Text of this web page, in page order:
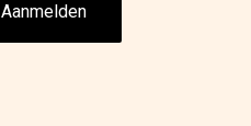
Aanmelden